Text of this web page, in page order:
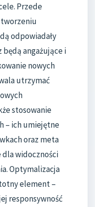
Przede
tworzeniu
odpowiadały
angażujące i
nowych
utrzymać
stosowanie
– ich umiejętne
oraz meta
dla widoczności
Optymalizacja
element –
responsywność